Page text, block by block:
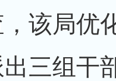
局优
三组干